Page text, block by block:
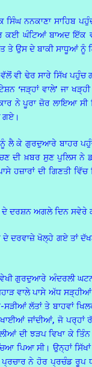
ਸਿੰਘ ਨਨਕਾਣਾ
ਘੰਟਿਆਂ ਬਾਅਦ ਇੱਕ
ਉਸ ਦੇ ਬਾਕੀ ਸਾਧੂਆਂ ਨੂੰ
ਵੀ ਢੇਰ ਸਾਰੇ ਸਿੱਖ
‘ਜੜ੍ਹਾਂ ਵਾਲੇ’ ਜਾ
ਨੇ ਪੂਰਾ ਜ਼ੋਰ ਲਾਇਆ
ਗਏ।
ਲੈ ਕੇ ਗੁਰਦੁਆਰੇ ਬਾਹਰ
ਦੀ ਖ਼ਬਰ ਸੁਣ ਪੁਲਿਸ
ਹਜ਼ਾਰਾਂ ਦੀ ਗਿਣਤੀ
ਦਰਸ਼ਨ ਅਗਲੇ ਦਿਨ ਸਵੇਰੇ
ਦਰਵਾਜ਼ੇ ਖੋਲ੍ਹੇ ਗਏ ਤਾਂ
ਗੁਰਦੁਆਰੇ ਅੰਦਰਲੀ
ਵਾਲੇ ਪਾਸੇ ਅੱਧ
ਲੱਤਾਂ ਤੇ ਬਾਹਵਾਂ
ਜਾਂਦੀਆਂ, ਜੋ
ਦੀ ਝੜਪ ਵਿਖਾ ਕੇ
ਪਿਆ ਸੀ। ਉਨ੍ਹਾਂ
ਨੇ ਹੋਰ ਪ੍ਰਚੰਡ ਰੂਪ